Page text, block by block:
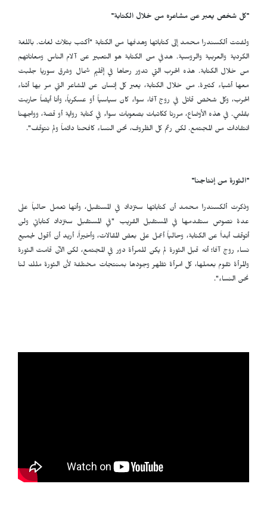
"كل شخص يعبر عن مشاعره من خلال الكتابة"
ولفتت ألكسندرا محمد إلى كتاباتها وهدفها من الكتابة "أكتب بثلاث لغات. باللغة
الكردية والعربية والروسية. هدفي من الكتابة هو التعبير عن آلام الناس ومعاناتهم
من خلال الكتابة. هذه الحرب التي تدور رحاها في إقليم شمال وشرق سوريا جلبت
معها أشياء كثيرة. من خلال الكتابة، يعبر كل إنسان عن المشاعر التي مر بها أثناء
الحرب، وكل شخص قاتل في روج آفا، سواء كان سياسياً أو عسكرياً، وأنا أيضاً حاربت
بقلمي. في هذه الأوضاع، مررنا ككاتبات بصعوبات سواء في كتابة رواية أو قصة، وواجهنا
انتقادات من المجتمع. لكن رغم كل الظروف، نحن النساء كافحنا دائماً ولم نتوقف".
"الثورة من إنتاجنا"
وذكرت ألكسندرا محمد أن كتاباتها ستزداد في المستقبل، وأنها تعمل حالياً على
عدة نصوص ستقدمها في المستقبل القريب "في المستقبل ستزداد كتاباتي ولن
أتوقف أبداً عن الكتابة، وحالياً أعمل على بعض المقالات، وأخيراً، أريد أن أقول لجميع
نساء روج آفا؛ أنه قبل الثورة لم يكن للمرأة دور في المجتمع، لكن الآن قامت الثورة
والمرأة تقوم بعملها، كل امرأة تظهر وجودها بمنتجات مختلفة لأن الثورة ملك لنا
نحن النساء".